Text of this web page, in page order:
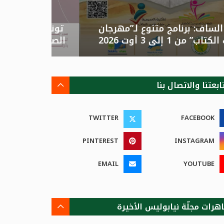
قصور الساف: برنامج متنوع لـ”مهرجان
مصيف الكتاب” من 1 إلى 3 أوت 2026
والاتصال بنا
FACEBOOK
TWITTER
INSTAGRAM
PINTEREST
YOUTUBE
EMAIL
مجلّة نيابوليس الأخيرة